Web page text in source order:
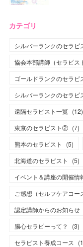
カテゴリ
シルバーランクのセラ
協会本部講師（セラピス
ゴールドランクのセラピ
シルバーランクのセラ
遠隔セラピスト一覧 (12)
東京のセラピスト② (7)
熊本のセラピスト
(5)
北海道のセラピスト
(5)
イベント＆講座の開催情
ご感想（セルフケアコー
認定講師からのお知らせ
腸心セラピーって？
(3)
セラピスト養成コース
(